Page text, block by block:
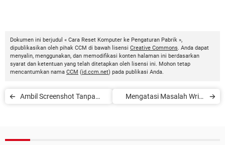
Dokumen ini berjudul « Cara Reset Komputer ke Pengaturan Pabrik »,
dipublikasikan oleh pihak CCM di bawah lisensi Creative Commons. Anda dapat
menyalin, menggunakan, dan memodifikasi konten halaman ini berdasarkan
syarat dan ketentuan yang telah ditetapkan oleh lisensi ini. Mohon tetap
mencantumkan nama CCM (id.ccm.net) pada publikasi Anda.
Ambil Screenshot Tanpa
Mengatasi Masalah Write